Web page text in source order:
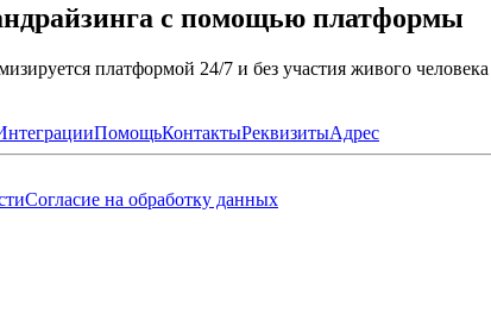
с помощью платформы
платформой 24/7 и без участия живого человека
ПомощьКонтактыРеквизитыАдрес
Согласие на обработку данных